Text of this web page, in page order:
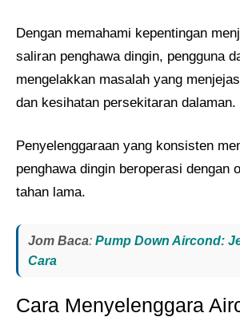
Dengan memahami kepentingan
saliran penghawa dingin, pengguna
mengelakkan masalah yang
dan kesihatan persekitaran dalaman.
Penyelenggaraan yang konsisten
penghawa dingin beroperasi dengan
tahan lama.
Jom Baca: Pump Down Aircond:
Cara
Cara Menyelenggara